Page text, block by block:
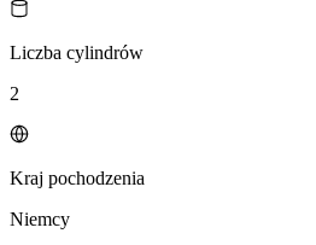
Liczba cylindrów
2
Kraj pochodzenia
Niemcy